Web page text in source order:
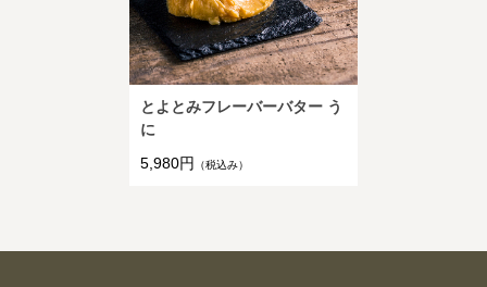
とよとみフレーバーバター う
に
5,980円
（税込み）